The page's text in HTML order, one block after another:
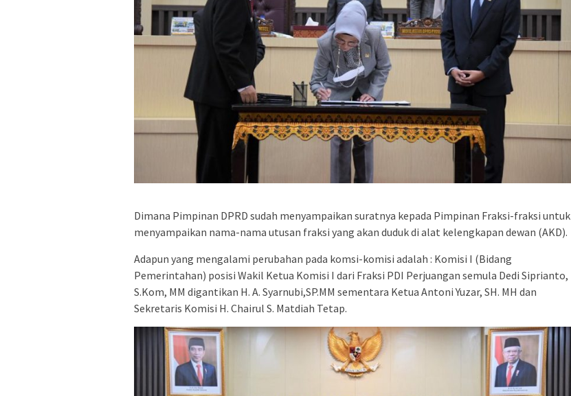
Dimana Pimpinan DPRD sudah menyampaikan suratnya kepada Pimpinan Fraksi-fraksi untuk
menyampaikan nama-nama utusan fraksi yang akan duduk di alat kelengkapan dewan (AKD).
Adapun yang mengalami perubahan pada komsi-komisi adalah : Komisi I (Bidang
Pemerintahan) posisi Wakil Ketua Komisi I dari Fraksi PDI Perjuangan semula Dedi Siprianto,
S.Kom, MM digantikan H. A. Syarnubi,SP.MM sementara Ketua Antoni Yuzar, SH. MH dan
Sekretaris Komisi H. Chairul S. Matdiah Tetap.